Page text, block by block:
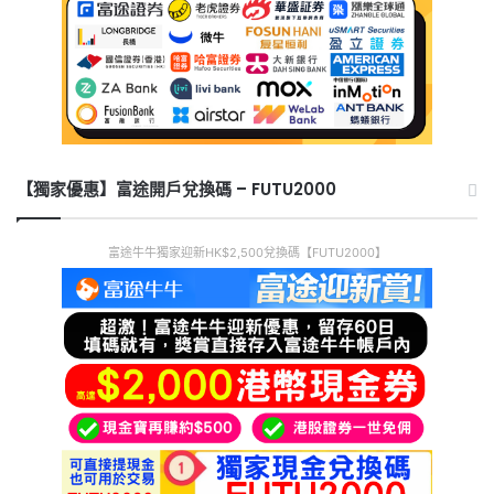
【獨家優惠】富途開戶兌換碼 – FUTU2000
富途牛牛獨家迎新HK$2,500兌換碼【FUTU2000】